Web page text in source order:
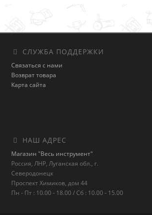
СЛУЖБА ПОДДЕРЖКИ
Связаться с нами
Возврат товара
Карта сайта
НАШ АДРЕС
Магазин "Весь инструмент"
Россия, ЛНР, Луганская обл., г.
Северодонецк
Проспект Химиков, дом 44
Пн - Пт : 10.00 - 18.00 / Сб : 10.00 - 15.00